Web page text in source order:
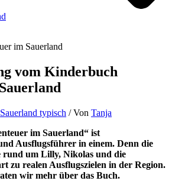
vom Kinderbuch
Sauerland typisch / Von Tanja
im Sauerland“ ist
Ausflugsführer in einem. Denn die
rund um Lilly, Nikolas und die
zu realen Ausflugszielen in der Region.
wir mehr über das Buch.